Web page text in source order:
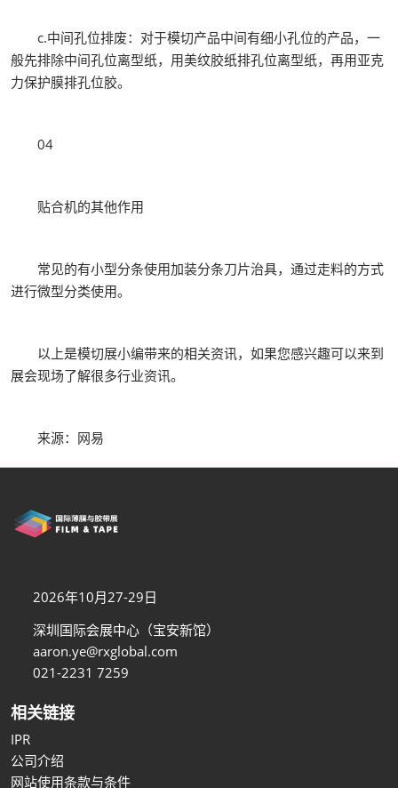
c.中间孔位排废：对于模切产品中间有细小孔位的产品，一
般先排除中间孔位离型纸，用美纹胶纸排孔位离型纸，再用亚克
力保护膜排孔位胶。
04
贴合机的其他作用
常见的有小型分条使用加装分条刀片治具，通过走料的方式
进行微型分类使用。
以上是模切展小编带来的相关资讯，如果您感兴趣可以来到
展会现场了解很多行业资讯。
来源：网易
2026年10月27-29日
深圳国际会展中心（宝安新馆）
aaron.ye@rxglobal.com
021-2231 7259
相关链接
IPR
公司介绍
网站使用条款与条件